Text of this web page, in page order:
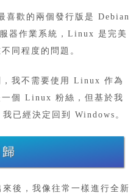
歡的兩個發行版是 Debian
器作業系統，Linux 是完美
同程度的問題。
我不需要使用 Linux 作為
個 Linux 粉絲，但基於我
已經決定回到 Windows。
後，我像往常一樣進行全新